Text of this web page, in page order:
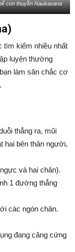
con thuyền Naukasana
tìm kiếm nhiều nhất
luyện thường
làm săn chắc cơ
thẳng ra, mũi
hai bên thân người,
và hai chân).
1 đường thẳng
các ngón chân.
đang căng cứng